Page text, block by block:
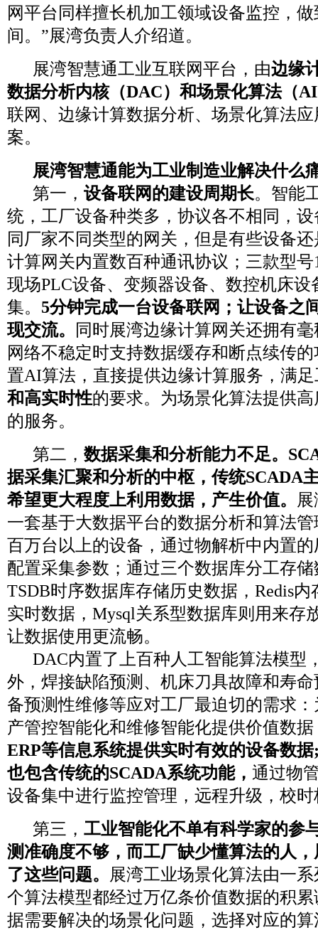
网平台同样擅长机加工领域设备监控，
间。”展湾负责人介绍道。
展湾智慧通工业互联网平台，由边缘
数据分析内核（DAC）和场景化算法（
联网、边缘计算数据分析、场景化算法
案。
展湾智慧通能为工业制造业解决什么
第一， 设备联网的建设周期长。智能
统，工厂设备种类多，协议各不相同，
同厂家不同类型的网关，但是有些设备
计算网关内置数百种通讯协议；三款型号
现场PLC设备、变频器设备、数控机床
集。 5分钟完成一台设备联网； 让设备之
现交流。
同时展湾边缘计算网关还拥有
网络不稳定时支持数据缓存和断点续传
置AI算法，直接提供边缘计算服务，满
和高实时性的要求。为场景化算法提供
的服务。
第二， 数据采集和分析能力不足。
据采集汇聚和分析的中枢，传统SCADA
希望更大程度上利用数据，产生价值。
一套基于大数据平台的数据分析和算法
百万台以上的设备，通过物解析中内置
配置采集参数；通过三个数据库分工存储
TSDB时序数据库存储历史数据，Redis
实时数据，Mysql关系型数据库则用来存
让数据使用更流畅。
DAC内置了上百种人工智能算法模型
外，焊接缺陷预测、机床刀具故障和寿
备预测性维修等应对工厂最迫切的需求
产管控智能化和维修智能化提供价值数
ERP等信息系统提供实时有效的设备数
也包含传统的SCADA系统功能， 通过物
设备集中进行监控管理，远程升级，校时
第三， 工业智能化不单有科学家的参
测准确度不够， 而工厂缺少懂算法的人
了这些问题。
展湾工业场景化算法由一
个算法模型都经过万亿条价值数据的积
据需要解决的场景化问题，选择对应的